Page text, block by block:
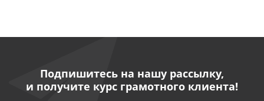
Подпишитесь на нашу рассылку,
и получите курс грамотного клиента!